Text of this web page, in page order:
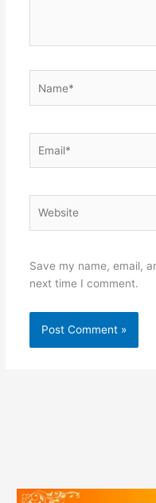
Save my name, email,
next time I comment.